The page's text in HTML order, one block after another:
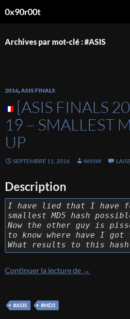
0x90r00t
CONTENU
Archives par mot-clé : #ASIS
2016,ASIS FINALS
[ASIS FINALS
19 – SMALLEST
UP
SEPTEMBRE 11, 2016 WINW
Description
I have lied that I have
smallest MD5 hash
Now the other guy is
to know where have I got
What results to this
Continuer la lecture de [ASIS Finals
→
#ASIS #MD5